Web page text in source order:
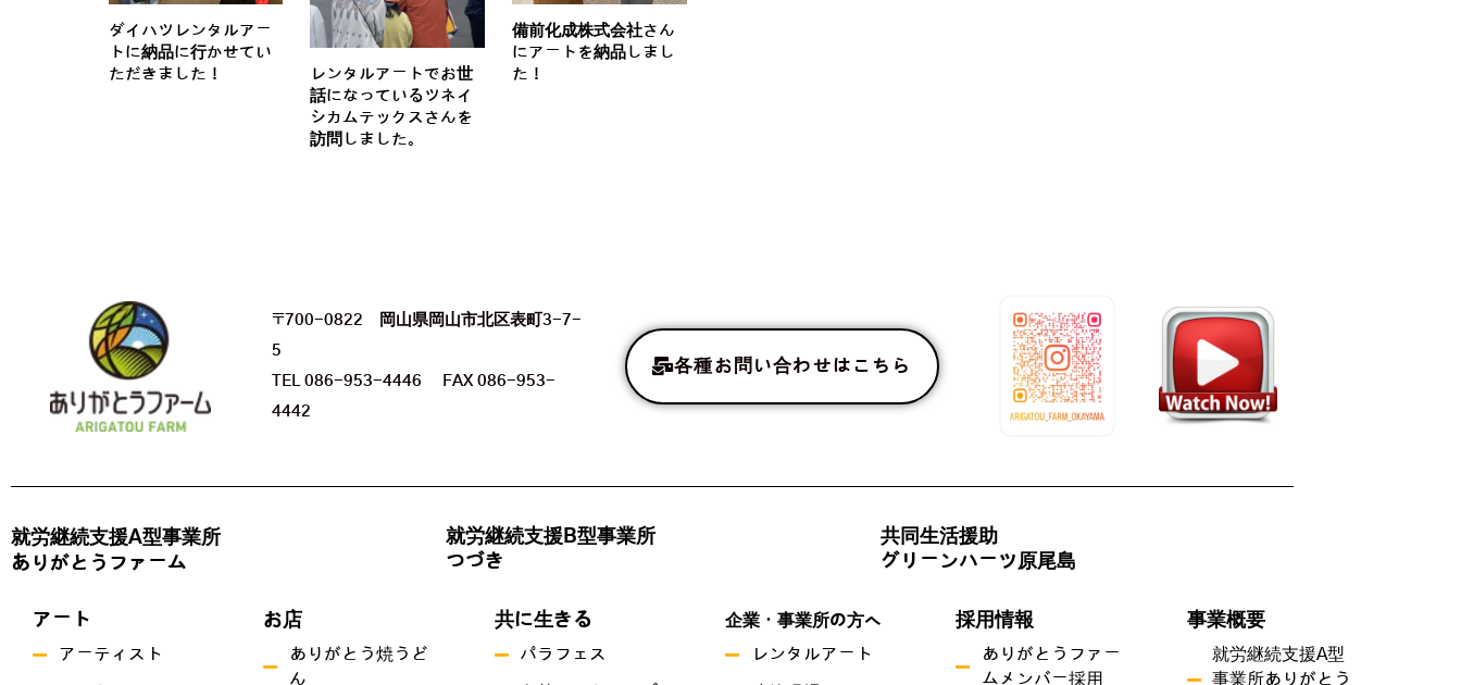
ダイハツレンタルアー
トに納品に行かせてい
ただきました！
レンタルアートでお世
話になっているツネイ
シカムテックスさんを
訪問しました。
備前化成株式会社さん
にアートを納品しまし
た！
〒700-0822 岡山県岡山市北区表町3-7-
5
TEL 086-953-4446 FAX 086-953-
4442
各種お問い合わせはこちら
就労継続支援A型事業所
ありがとうファーム
就労継続支援B型事業所
つづき
共同生活援助
グリーンハーツ原尾島
アート
アーティスト
お店
ありがとう焼うど
ん
共に生きる
パラフェス
企業・事業所の方へ
レンタルアート
採用情報
ありがとうファー
ムメンバー採用
事業概要
就労継続支援A型
事業所ありがとう